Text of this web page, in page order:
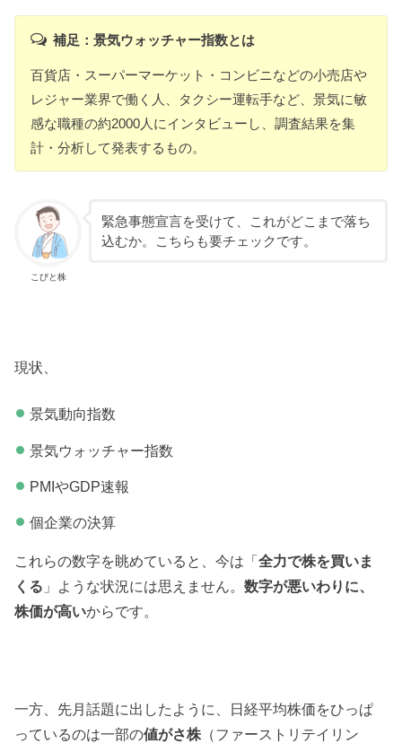
補足：景気ウォッチャー指数とは
百貨店・スーパーマーケット・コンビニなどの小売店や
レジャー業界で働く人、タクシー運転手など、景気に敏
感な職種の約2000人にインタビューし、調査結果を集
計・分析して発表するもの。
こびと株
緊急事態宣言を受けて、これがどこまで落ち
込むか。こちらも要チェックです。
現状、
景気動向指数
景気ウォッチャー指数
PMIやGDP速報
個企業の決算
これらの数字を眺めていると、今は「全力で株を買いま
くる 」ような状況には思えません。数字が悪いわりに、
株価が高いからです。
一方、先月話題に出したように、日経平均株価をひっぱ
っているのは一部の値がさ株 （ファーストリテイリン